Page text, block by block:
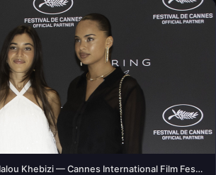
Paola Locatelli And Malou Khebizi — Cannes International Film Festival